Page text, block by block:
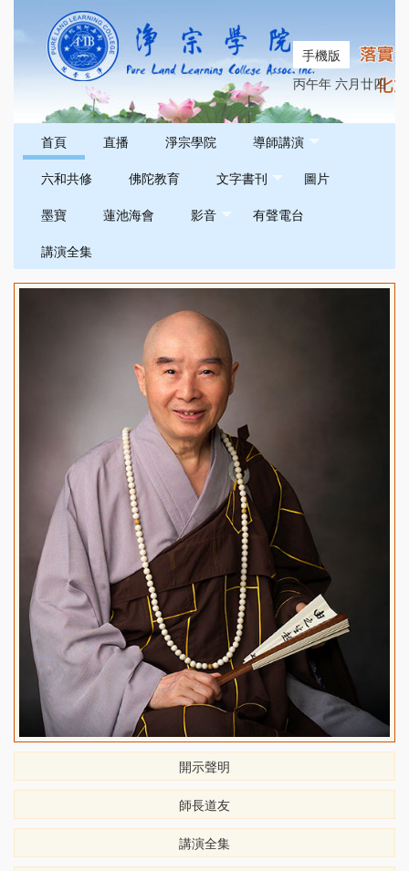
手機版
丙午年 六月廿四
首頁 直播 淨宗學院
導師講演
六和共修
佛陀教育 文字書刊
圖片
墨寶
蓮池海會 影音
有聲電台
講演全集
開示聲明
師長道友
講演全集